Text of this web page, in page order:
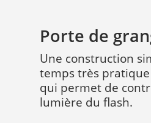
Porte de
Une construction
temps très
qui permet de
lumière du flash.